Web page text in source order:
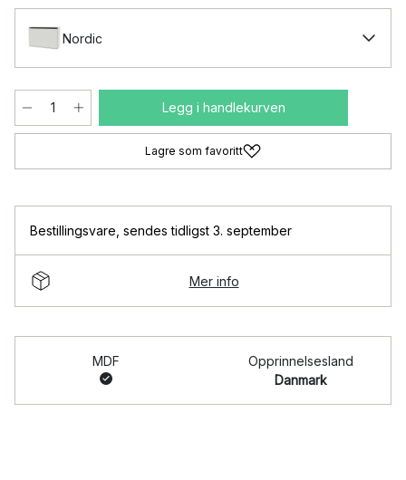
Nordic
Legg i handlekurven
Lagre som favoritt
Bestillingsvare sendes tidligst 3. september
Mer info
MDF
Opprinnelsesland
Danmark